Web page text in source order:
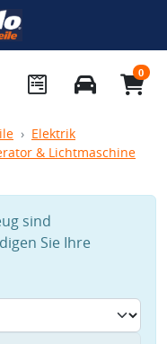
0
Elektrik
& Lichtmaschine
sind
Sie Ihre